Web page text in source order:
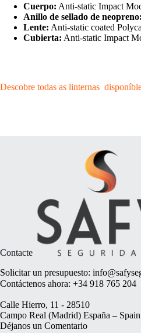
Cuerpo: Anti-static Impact
Anillo de sellado de neopreno:
Lente: Anti-static coated
Cubierta: Anti-static Impact
Descobre todas as linternas
Contacte
Solicitar un presupuesto:
Contáctenos ahora: +34 918 765 204
Calle Hierro, 11 - 28510
Campo Real (Madrid) España – Spain
Déjanos un Comentario